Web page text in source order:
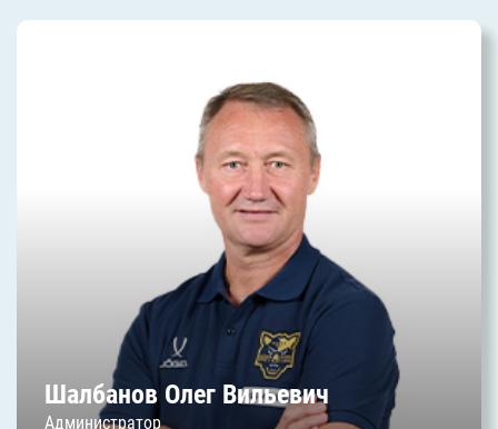
Шалбанов Олег Вильевич
Администратор
Шалбанов Олег Вильевич
Дата начала работы в клубе: июль 2014 г.